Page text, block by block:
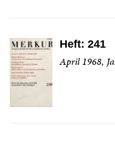
Heft: 241
April 1968,